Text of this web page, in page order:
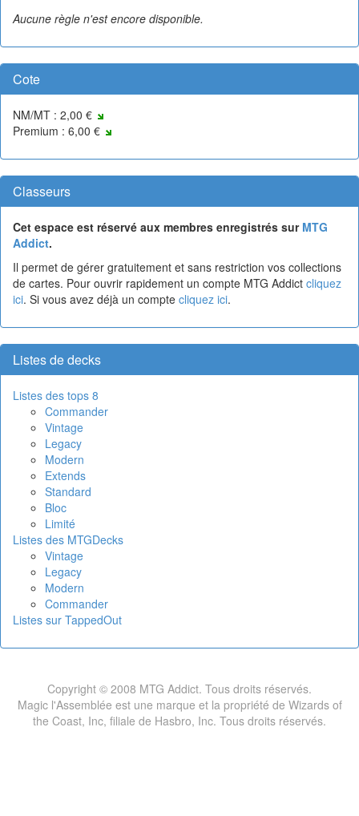
Aucune règle n'est encore disponible.
Cote
NM/MT : 2,00 €
Premium : 6,00 €
Classeurs
Cet espace est réservé aux membres enregistrés sur MTG
Addict.
Il permet de gérer gratuitement et sans restriction vos collections
de cartes. Pour ouvrir rapidement un compte MTG Addict cliquez
ici. Si vous avez déjà un compte cliquez ici.
Listes de decks
Listes des tops 8
Commander
Vintage
Legacy
Modern
Extends
Standard
Bloc
Limité
Listes des MTGDecks
Vintage
Legacy
Modern
Commander
Listes sur TappedOut
Copyright © 2008 MTG Addict. Tous droits réservés.
Magic l'Assemblée est une marque et la propriété de Wizards of
the Coast, Inc, filiale de Hasbro, Inc. Tous droits réservés.